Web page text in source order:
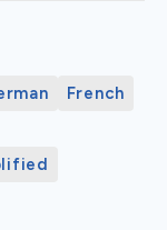
French